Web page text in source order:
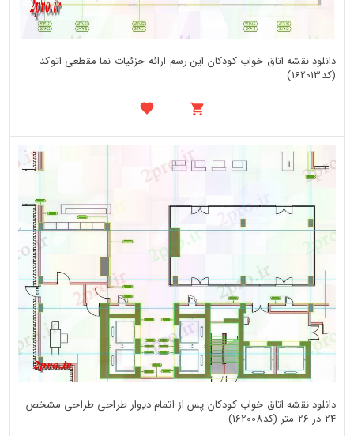
دانلود نقشه اتاق خواب کودکان این رسم ارائه جزئیات نما مقطعی اتوکد
(کد162013)
دانلود نقشه اتاق خواب کودکان پس از اتمام دیوار طراحی طراحی مشخص
24 در 26 متر (کد162008)